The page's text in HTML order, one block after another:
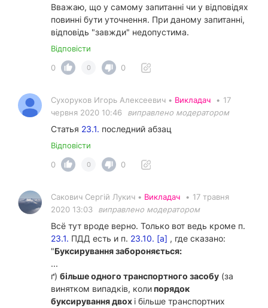
Вважаю, що у самому запитанні чи у відповідях
повинні бути уточнення. При даному запитанні,
відповідь "завжди" недопустима.
Відповісти
0
0 0
Сухоруков Игорь Алексеевич • Викладач • 17
червня 2020 10:46
виправлено модератором
Статья 23.1. последний абзац
Відповісти
0
0 0
Сакович Сергій Лукич • Викладач • 17 травня
2020 13:03
виправлено модератором
Всё тут вроде верно. Только вот ведь кроме п.
23.1. ПДД есть и п. 23.10. [а] , где сказано:
"Буксирування забороняється:
...
ґ) більше одного транспортного засобу (за
винятком випадків, колипорядок
буксируваннядвох і більше транспортних